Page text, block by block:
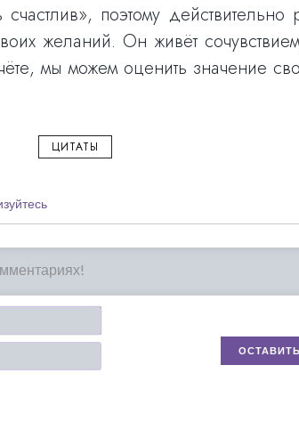
поэтому действительно
желаний. Он живёт
мы можем оценить значение
ЦИТАТЫ